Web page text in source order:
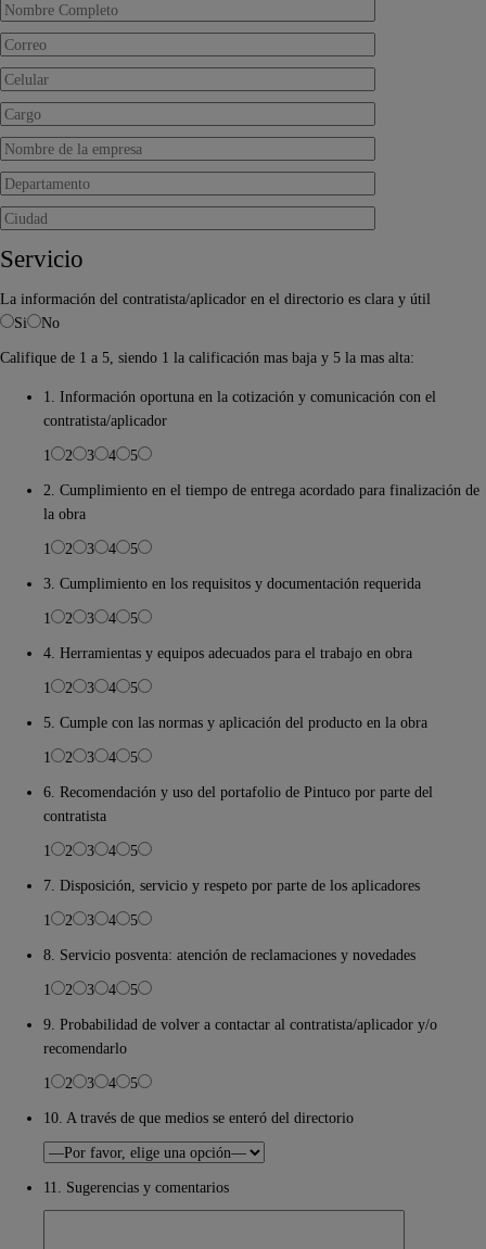
Servicio
La información del contratista/aplicador en el directorio es clara y útil
Si
No
Califique de 1 a 5, siendo 1 la calificación mas baja y 5 la mas alta:
1. Información oportuna en la cotización y comunicación con el
contratista/aplicador
1
2 3 4
5
2. Cumplimiento en el tiempo de entrega acordado para finalización de
la obra
1
2 3 4
5
3. Cumplimiento en los requisitos y documentación requerida
1
2 3 4
5
4. Herramientas y equipos adecuados para el trabajo en obra
1
2 3 4
5
5. Cumple con las normas y aplicación del producto en la obra
1
2 3 4
5
6. Recomendación y uso del portafolio de Pintuco por parte del
contratista
1
2 3 4
5
7. Disposición, servicio y respeto por parte de los aplicadores
1
2 3 4
5
8. Servicio posventa: atención de reclamaciones y novedades
1
2 3 4
5
9. Probabilidad de volver a contactar al contratista/aplicador y/o
recomendarlo
1
2 3 4
5
10. A través de que medios se enteró del directorio
11. Sugerencias y comentarios